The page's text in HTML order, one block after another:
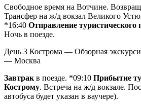
Свободное время на Вотчине.
Трансфер на ж/д вокзал Великого
*16:40 Отправление туристического
Ночь в поезде.
День 3 Кострома — Обзорная
— Москва
Завтрак в поезде. *09:10 Прибытие
Кострому. Встреча на ж/д вокзале.
автобуса будет указан в ваучере).